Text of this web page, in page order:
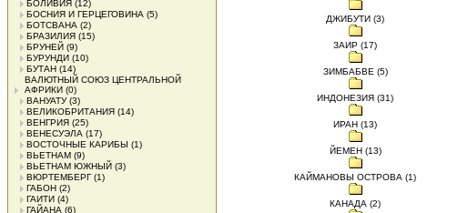
БОЛИВИЯ (12)
БОСНИЯ И ГЕРЦЕГОВИНА (5)
БОТСВАНА (2)
БРАЗИЛИЯ (15)
БРУНЕЙ (9)
БУРУНДИ (10)
БУТАН (14)
ВАЛЮТНЫЙ СОЮЗ ЦЕНТРАЛЬНОЙ
АФРИКИ (0)
ВАНУАТУ(3)
ВЕЛИКОБРИТАНИЯ (14)
ВЕНГРИЯ (25)
ВЕНЕСУЭЛА (17)
ВОСТОЧНЫЕ КАРИБЫ (1)
ВЬЕТНАМ (9)
ВЬЕТНАМ ЮЖНЫЙ (3)
ВЮРТЕМБЕРГ(1)
ГАБОН (2)
ГАИТИ (4)
ГАЙАНА (6)
ДЖИБУТИ (3)
ЗАИР (17)
ЗИМБАБВЕ (5)
ИНДОНЕЗИЯ (31)
ИРАН (13)
ЙЕМЕН (13)
КАЙМАНОВЫ ОСТРОВА (1)
КАНАДА (2)